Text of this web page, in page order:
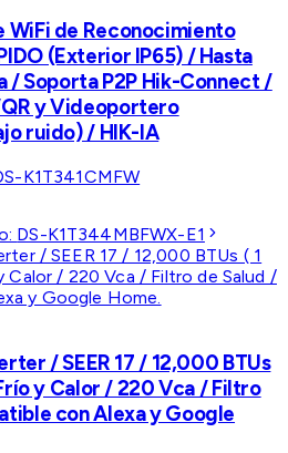
WiFi de Reconocimiento
(Exterior IP65) / Hasta
/ Soporta P2P Hik-Connect /
y Videoportero
ruido) / HIK-IA
K1T341CMFW
DS-K1T344MBFWX-E1
/ SEER 17 / 12,000 BTUs
y Calor / 220 Vca / Filtro
con Alexa y Google